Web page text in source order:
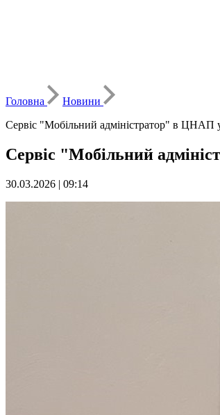
Головна
Новини
Сервіс "Мобільний адміністратор" в ЦНАП
Сервіс "Мобільний
30.03.2026 | 09:14